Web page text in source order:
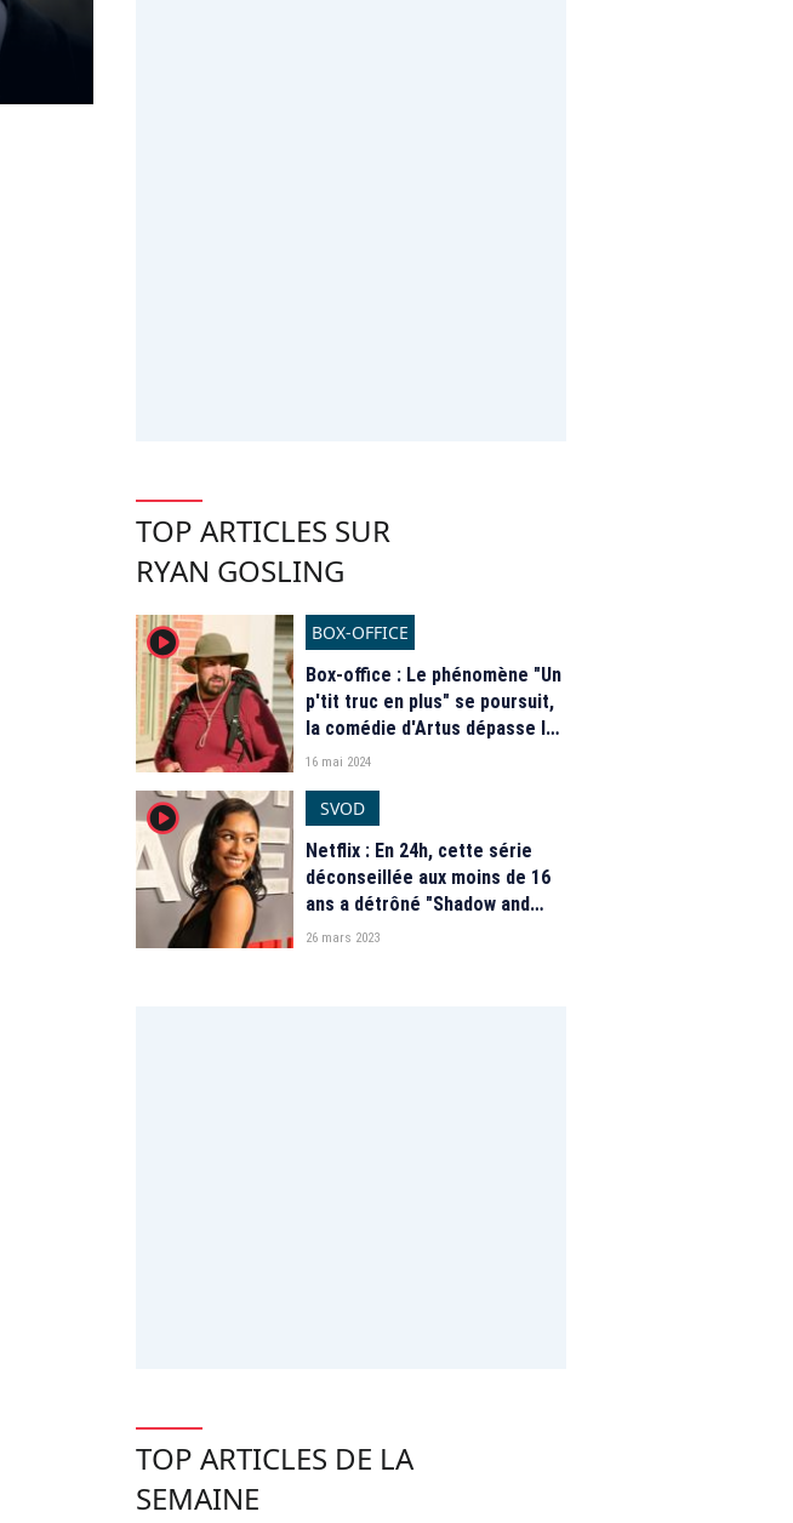
TOP ARTICLES SUR
RYAN GOSLING
player2
BOX-OFFICE
Box-office : Le phénomène "Un
p'tit truc en plus" se poursuit,
la comédie d'Artus dépasse les
2 millions d'entrées en France
16 mai 2024
player2
SVOD
Netflix : En 24h, cette série
déconseillée aux moins de 16
ans a détrôné "Shadow and
Bone" du top 1 de la
26 mars 2023
TOP ARTICLES DE LA
SEMAINE